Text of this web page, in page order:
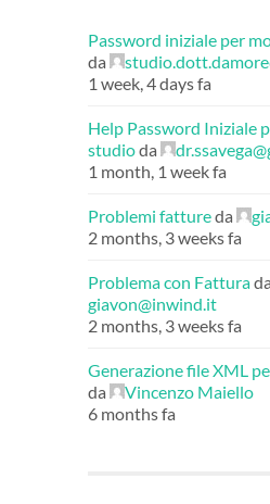
Password iniziale per
da
1 week, 4 days fa
Help Password Iniziale
studioda
1 month, 1 week fa
Problemi fattureda
2 months, 3 weeks fa
Problema con Fatturada
giavon@inwind.it
2 months, 3 weeks fa
Generazione file XML
da
Vincenzo Maiello
6 months fa